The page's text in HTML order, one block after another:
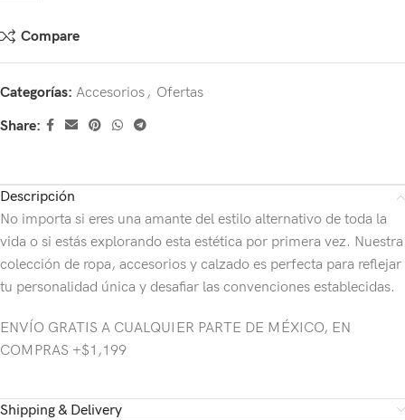
Compare
Categorías: Accesorios, Ofertas
Share:
Descripción
No importa si eres una amante del estilo alternativo de toda la
vida o si estás explorando esta estética por primera vez. Nuestra
colección de ropa, accesorios y calzado es perfecta para reflejar
tu personalidad única y desafiar las convenciones establecidas.
ENVÍO GRATIS A CUALQUIER PARTE DE MÉXICO, EN
COMPRAS +$1,199
Shipping & Delivery